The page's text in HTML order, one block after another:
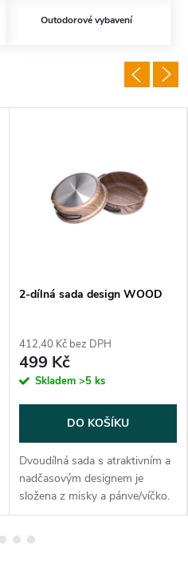
Outodorové vybavení
2-dílná sada design WOOD
412,40 Kč bez DPH
499 Kč
Skladem >5 ks
DO KOŠÍKU
Dvoudílná sada s atraktivním a
nadčasovým designem je
složena z misky a pánve/víčko.
Sada je vyrobená z
tenkou vrstvou PTFE - teflonu